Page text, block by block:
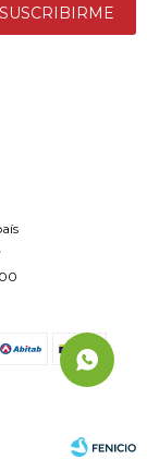
SUSCRIBIRME